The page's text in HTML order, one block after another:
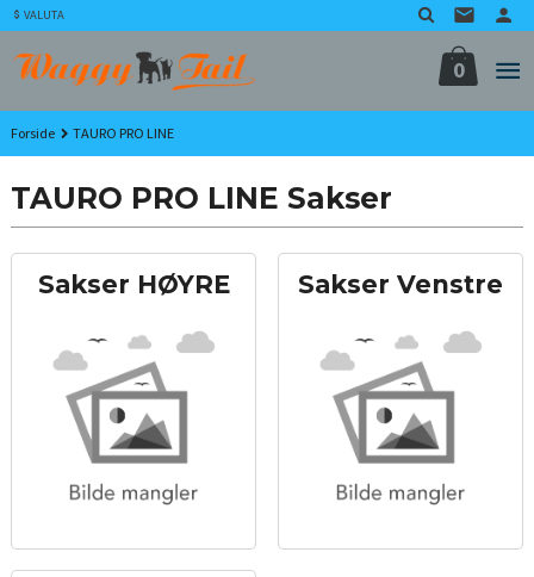
Gå
til
innholdet
VALUTA
0
Forside TAURO PRO LINE
TAURO PRO LINE Sakser
Sakser HØYRE Sakser Venstre